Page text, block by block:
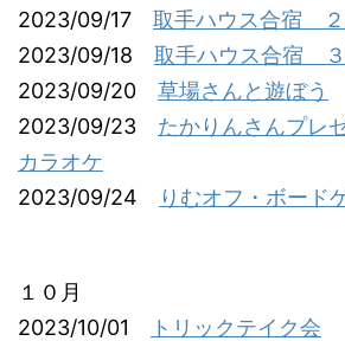
2023/09/17 取手ハウス合宿 ２
2023/09/18 取手ハウス合宿
2023/09/20 草場さんと遊ぼう
2023/09/23 たかりんさんプレ
カラオケ
2023/09/24
りむオフ・ボード
１０月
2023/10/01
トリックテイク会